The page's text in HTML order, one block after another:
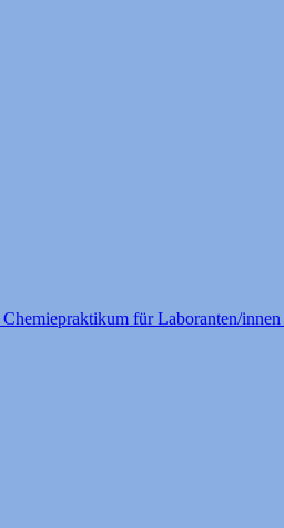
Chemiepraktikum für Laboranten/innen